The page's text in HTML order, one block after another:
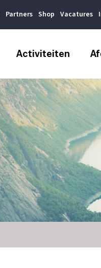
Partners Shop Vacatures
Activiteiten